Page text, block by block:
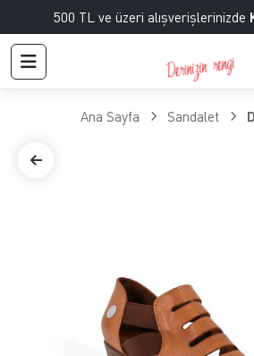
500 TL ve üzeri alışverişlerinizde
Ana Sayfa Sandalet